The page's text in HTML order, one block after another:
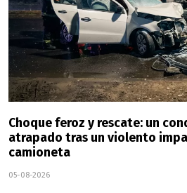
Choque feroz y rescate: un
atrapado tras un violento
camioneta
05-08-2026